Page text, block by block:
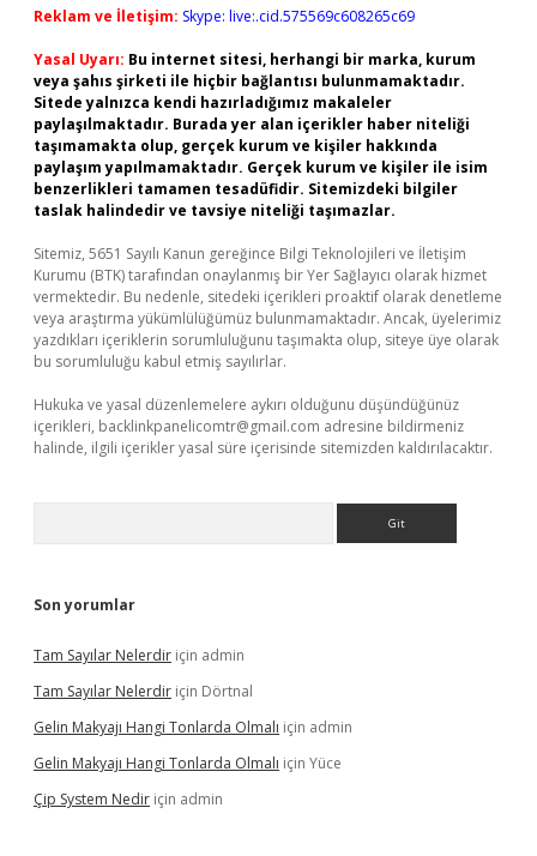
Reklam ve İletişim: Skype: live:.cid.575569c608265c69
Yasal Uyarı: Bu internet sitesi, herhangi bir marka, kurum
veya şahıs şirketi ile hiçbir bağlantısı bulunmamaktadır.
Sitede yalnızca kendi hazırladığımız makaleler
paylaşılmaktadır. Burada yer alan içerikler haber niteliği
taşımamakta olup, gerçek kurum ve kişiler hakkında
paylaşım yapılmamaktadır. Gerçek kurum ve kişiler ile isim
benzerlikleri tamamen tesadüfidir. Sitemizdeki bilgiler
taslak halindedir ve tavsiye niteliği taşımazlar.
Sitemiz, 5651 Sayılı Kanun gereğince Bilgi Teknolojileri ve İletişim
Kurumu (BTK) tarafından onaylanmış bir Yer Sağlayıcı olarak hizmet
vermektedir. Bu nedenle, sitedeki içerikleri proaktif olarak denetleme
veya araştırma yükümlülüğümüz bulunmamaktadır. Ancak, üyelerimiz
yazdıkları içeriklerin sorumluluğunu taşımakta olup, siteye üye olarak
bu sorumluluğu kabul etmiş sayılırlar.
Hukuka ve yasal düzenlemelere aykırı olduğunu düşündüğünüz
içerikleri, backlinkpanelicomtr@gmail.com adresine bildirmeniz
halinde, ilgili içerikler yasal süre içerisinde sitemizden kaldırılacaktır.
Son yorumlar
Tam Sayılar Nelerdir için admin
Tam Sayılar Nelerdir için Dörtnal
Gelin Makyajı Hangi Tonlarda Olmalı için admin
Gelin Makyajı Hangi Tonlarda Olmalı için Yüce
Çip System Nedir için admin